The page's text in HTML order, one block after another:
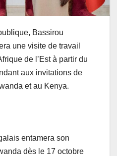
Bassirou
une visite de travail
de l’Est à partir du
aux invitations de
et au Kenya.
entamera son
dès le 17 octobre